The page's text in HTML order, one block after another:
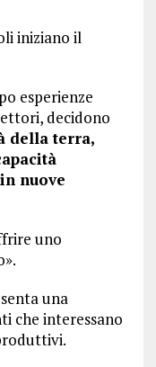
iniziano il
esperienze
decidono
della terra,
nuove
uno
una
che interessano